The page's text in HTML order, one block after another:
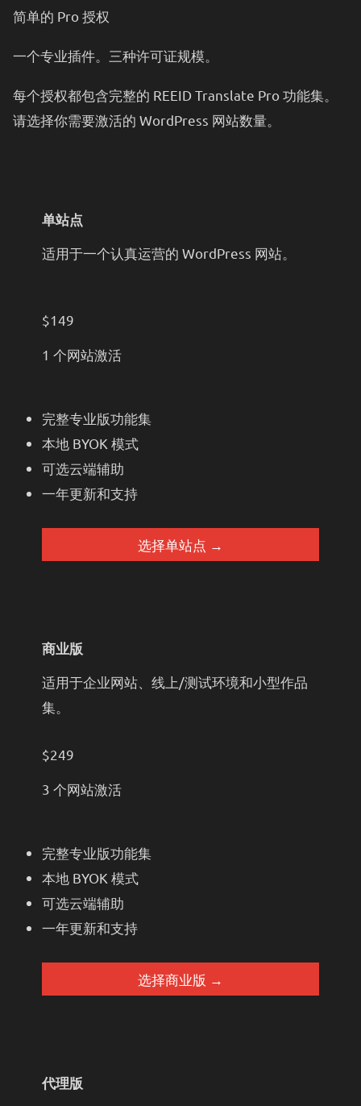
简单的 Pro 授权
一个专业插件。三种许可证规模。
每个授权都包含完整的 REEID Translate Pro 功能集。
请选择你需要激活的 WordPress 网站数量。
单站点
适用于一个认真运营的 WordPress 网站。
$149
1 个网站激活
完整专业版功能集
本地 BYOK 模式
可选云端辅助
一年更新和支持
选择单站点 →
商业版
适用于企业网站、线上/测试环境和小型作品
集。
$249
3 个网站激活
完整专业版功能集
本地 BYOK 模式
可选云端辅助
一年更新和支持
选择商业版 →
代理版